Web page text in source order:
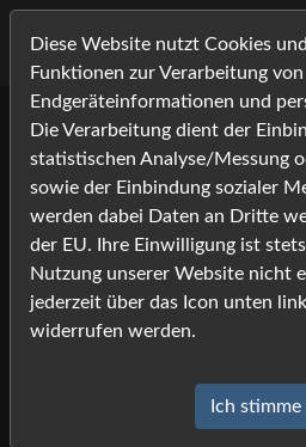
Lightbox
Die Lightbox ist leer.
Diese Website nutzt Cookies
Funktionen zur Verarbeitung von
Endgeräteinformationen und
Die Verarbeitung dient der
statistischen Analyse/Messung
sowie der Einbindung sozialer
werden dabei Daten an Dritte
der EU. Ihre Einwilligung ist
Nutzung unserer Website nicht
jederzeit über das Icon unten
widerrufen werden.
Ich stimme